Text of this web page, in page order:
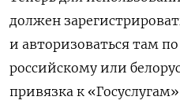
должен
и авторизоваться там
российскому или
привязка к